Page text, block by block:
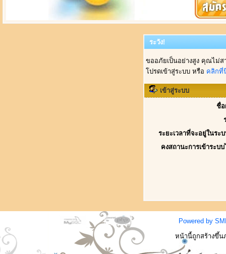
ระวัง!
ขออภัยเป็นอย่างสูง คุณไม่
โปรดเข้าสู่ระบบ หรือ คลิกที่
เข้าสู่ระบบ
ชื่อ
ระยะเวลาที่จะอยู่ในระ
คงสถานะการเข้าระบ
Powered by
หน้านี้ถูกสร้างขึ้น